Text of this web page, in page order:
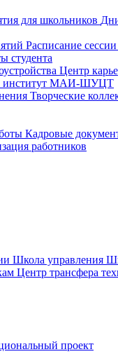
для школьников
Расписание сессии
студента
Центр
институт МАИ-ШУЦТ
Творческие
Кадровые
работников
Школа управления
Центр трансфера
проект